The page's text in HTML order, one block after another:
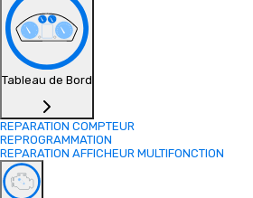
Tableau de Bord
REPARATION COMPTEUR
REPROGRAMMATION
REPARATION AFFICHEUR MULTIFONCTION